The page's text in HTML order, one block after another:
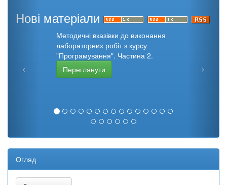
Нові матеріали
Методичні вказівки до виконання
лабораторних робіт з курсу
"Програмування". Частина 2.
Переглянути
Огляд